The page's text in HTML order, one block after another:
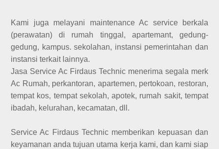
Kami juga melayani maintenance Ac service berkala
(perawatan) di rumah tinggal, apartemant, gedung-
gedung, kampus. sekolahan, instansi pemerintahan dan
instansi terkait lainnya.
Jasa Service Ac Firdaus Technic menerima segala merk
Ac Rumah, perkantoran, apartemen, pertokoan, restoran,
tempat kos, tempat sekolah, apotek, rumah sakit, tempat
ibadah, kelurahan, kecamatan, dll.
Service Ac Firdaus Technic memberikan kepuasan dan
keyamanan anda tujuan utama kerja kami, dan kami siap